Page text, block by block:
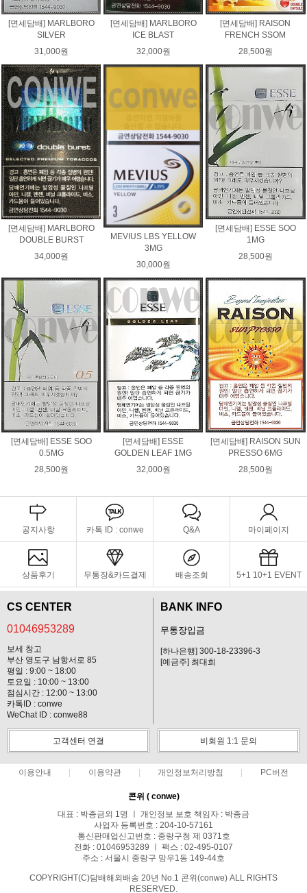
[면세담배] MARLBORO
SILVER
31,000원
[면세담배] MARLBORO
ICE BLAST
32,000원
[면세담배] RAISON
FRENCH SSOM
28,500원
[면세담배] MARLBORO
DOUBLE BURST
34,000원
MEVIUS LBS YELLOW
3MG
30,000원
[면세담배] ESSE SOO
1MG
28,500원
[면세담배] ESSE SOO
0.5MG
28,500원
[면세담배] ESSE
GOLDEN LEAF 1MG
32,000원
[면세담배] RAISON SUN
PRESSO 6MG
28,500원
공지사항 카톡 ID : conwe Q&A 마이페이지
상품후기 무통장&카드결제 배송조회 5+1 10+1 EVENT
CS CENTER
01046953289
보세 창고
부산 영도구 남항서로 85
평일 : 9:00 ~ 18:00
토요일 : 10:00 ~ 13:00
점심시간 : 12:00 ~ 13:00
카톡ID : conwe
WeChat ID : conwe88
BANK INFO
무통장입금
[하나은행] 300-18-23396-3
[예금주] 최대희
고객센터 연결 비회원 1:1 문의
이용안내 이용약관 개인정보처리방침 PC버전
콘위 ( conwe)
대표 : 박종금외 1명 ㅣ 개인정보 보호 책임자 : 박종금
사업자 등록번호 : 204-10-57161
통신판매업신고번호 : 중랑구청 제 0371호
전화 : 01046953289 ㅣ 팩스 : 02-495-0107
주소 : 서울시 중랑구 망우1동 149-44호
COPYRIGHT(C)담배해외배송 20년 No.1 콘위(conwe) ALL RIGHTS
RESERVED.